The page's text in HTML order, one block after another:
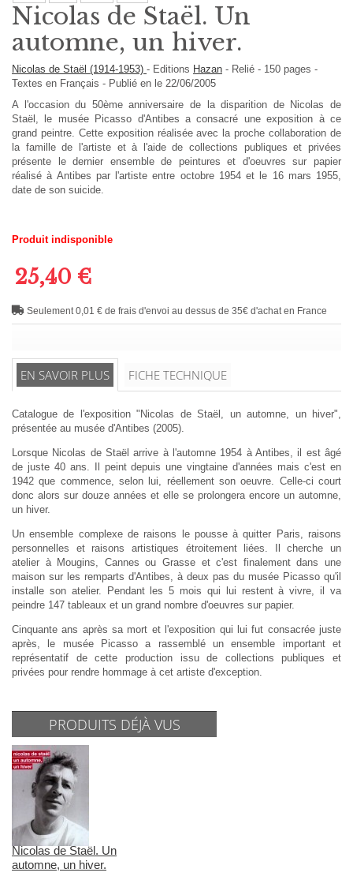
Nicolas de Staël. Un
automne, un hiver.
Nicolas de Staël (1914-1953) - Editions Hazan - Relié - 150 pages -
Textes en Français - Publié en le 22/06/2005
A l'occasion du 50ème anniversaire de la disparition de Nicolas de
Staël, le musée Picasso d'Antibes a consacré une exposition à ce
grand peintre. Cette exposition réalisée avec la proche collaboration de
la famille de l'artiste et à l'aide de collections publiques et privées
présente le dernier ensemble de peintures et d'oeuvres sur papier
réalisé à Antibes par l'artiste entre octobre 1954 et le 16 mars 1955,
date de son suicide.
Produit indisponible
25,40 €
Seulement 0,01 € de frais d'envoi au dessus de 35€ d'achat en France
EN SAVOIR PLUS FICHE TECHNIQUE
Catalogue de l'exposition "Nicolas de Staël, un automne, un hiver",
présentée au musée d'Antibes (2005).
Lorsque Nicolas de Staël arrive à l'automne 1954 à Antibes, il est âgé
de juste 40 ans. Il peint depuis une vingtaine d'années mais c'est en
1942 que commence, selon lui, réellement son oeuvre. Celle-ci court
donc alors sur douze années et elle se prolongera encore un automne,
un hiver.
Un ensemble complexe de raisons le pousse à quitter Paris, raisons
personnelles et raisons artistiques étroitement liées. Il cherche un
atelier à Mougins, Cannes ou Grasse et c'est finalement dans une
maison sur les remparts d'Antibes, à deux pas du musée Picasso qu'il
installe son atelier. Pendant les 5 mois qui lui restent à vivre, il va
peindre 147 tableaux et un grand nombre d'oeuvres sur papier.
Cinquante ans après sa mort et l'exposition qui lui fut consacrée juste
après, le musée Picasso a rassemblé un ensemble important et
représentatif de cette production issu de collections publiques et
privées pour rendre hommage à cet artiste d'exception.
PRODUITS DÉJÀ VUS
Nicolas de Staël. Un
automne, un hiver.